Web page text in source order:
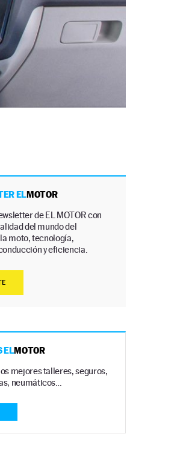
ELMOTOR
de EL MOTOR con
del mundo del
moto, tecnología,
y eficiencia.
ELMOTOR
mejores talleres, seguros,
neumáticos…